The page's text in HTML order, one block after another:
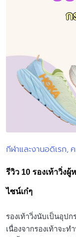
Posted
กีฬาและงานอดิเรก
รีวิว 10 รองเท้าวิ่ง
ไซน์เก๋ๆ
รองเท้าวิ่งนับเป็นอุป
เนื่องจากรองเท้าจะ